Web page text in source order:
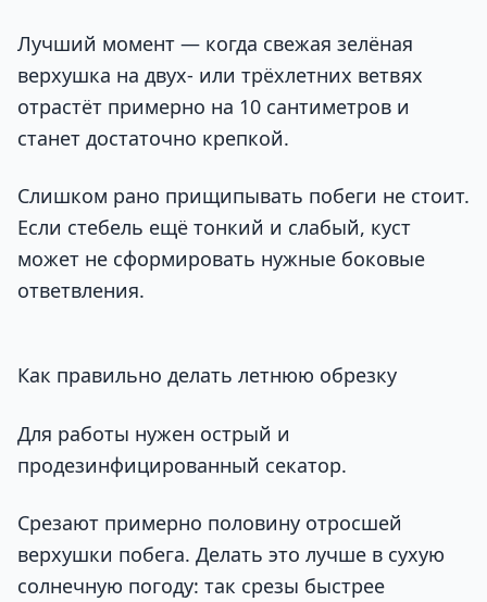
Лучший момент — когда свежая зелёная
верхушка на двух- или трёхлетних ветвях
отрастёт примерно на 10 сантиметров и
станет достаточно крепкой.
Слишком рано прищипывать побеги не стоит.
Если стебель ещё тонкий и слабый, куст
может не сформировать нужные боковые
ответвления.
Как правильно делать летнюю обрезку
Для работы нужен острый и
продезинфицированный секатор.
Срезают примерно половину отросшей
верхушки побега. Делать это лучше в сухую
солнечную погоду: так срезы быстрее